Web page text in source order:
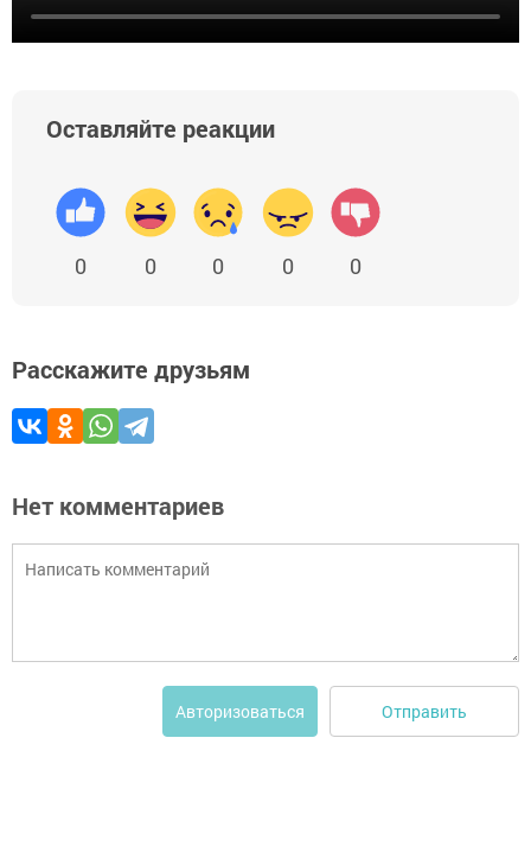
Оставляйте реакции
0 0 0 0 0
Расскажите друзьям
Нет комментариев
Авторизоваться Отправить